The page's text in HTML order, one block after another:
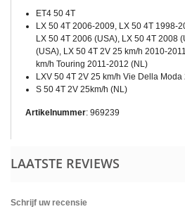
ET4 50 4T
LX 50 4T 2006-2009, LX 50 4T 1998-
LX 50 4T 2006 (USA), LX 50 4T 2008
(USA), LX 50 4T 2V 25 km/h 2010-
km/h Touring 2011-2012 (NL)
LXV 50 4T 2V 25 km/h Vie Della Moda
S 50 4T 2V 25km/h (NL)
Artikelnummer: 969239
LAATSTE REVIEWS
Schrijf uw recensie